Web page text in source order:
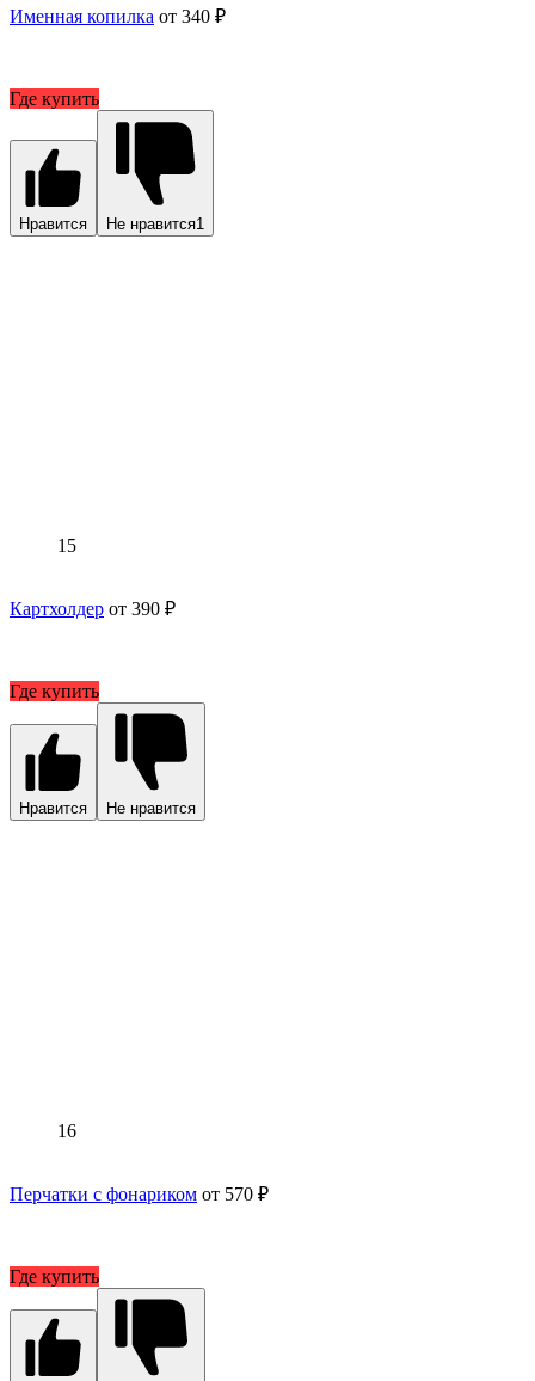
Именная копилка от 340 ₽
Где купить
Нравится Не нравится1
15
Картхолдер от 390 ₽
Где купить
Нравится Не нравится
16
Перчатки с фонариком от 570 ₽
Где купить